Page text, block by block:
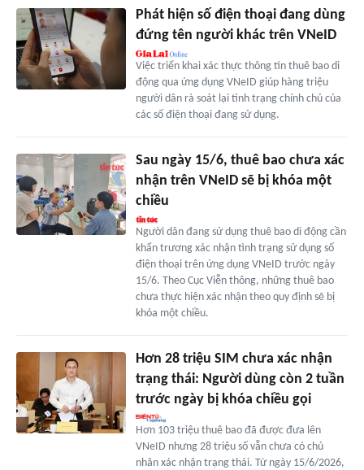
Phát hiện số điện thoại đang dùng
đứng tên người khác trên VNeID
Việc triển khai xác thực thông tin thuê bao di
động qua ứng dụng VNeID giúp hàng triệu
người dân rà soát lại tình trạng chính chủ của
các số điện thoại đang sử dụng.
Sau ngày 15/6, thuê bao chưa xác
nhận trên VNeID sẽ bị khóa một
chiều
Người dân đang sử dụng thuê bao di động cần
khẩn trương xác nhận tình trạng sử dụng số
điện thoại trên ứng dụng VNeID trước ngày
15/6. Theo Cục Viễn thông, những thuê bao
chưa thực hiện xác nhận theo quy định sẽ bị
khóa một chiều.
Hơn 28 triệu SIM chưa xác nhận
trạng thái: Người dùng còn 2 tuần
trước ngày bị khóa chiều gọi
Hơn 103 triệu thuê bao đã được đưa lên
VNeID nhưng 28 triệu số vẫn chưa có chủ
nhân xác nhận trạng thái. Từ ngày 15/6/2026,